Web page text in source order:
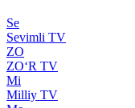
Se
Sevimli TV
ZO
ZO‘R TV
Mi
Milliy TV